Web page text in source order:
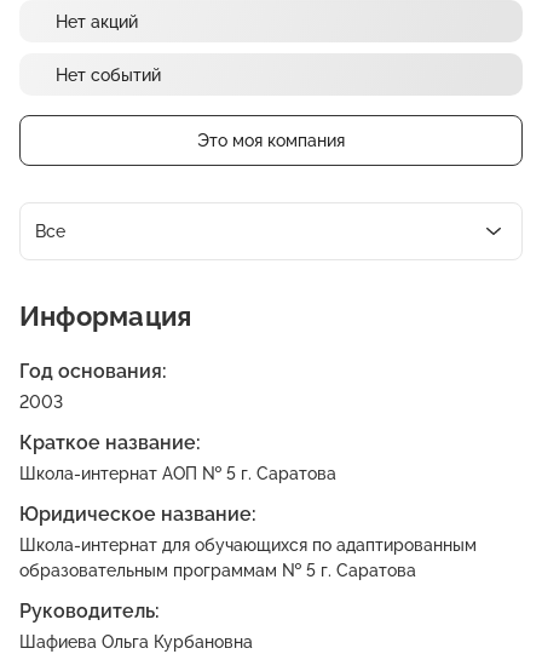
Нет акций
Нет событий
Это моя компания
Все
Информация
Год основания:
2003
Краткое название:
Школа-интернат АОП № 5 г. Саратова
Юридическое название:
Школа-интернат для обучающихся по адаптированным
образовательным программам № 5 г. Саратова
Руководитель:
Шафиева Ольга Курбановна